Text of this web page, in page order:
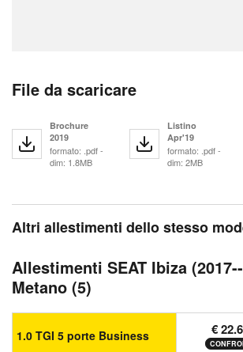
File da scaricare
Brochure
2019
formato: .pdf -
dim: 1.8MB
Listino
Apr'19
formato: .pdf -
dim: 2MB
Altri allestimenti dello stesso
Allestimenti SEAT Ibiza
Metano (5)
1.0 TGI 5 porte Business €